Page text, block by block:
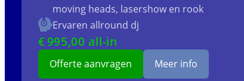
moving heads, lasershow en rook
Ervaren allround dj
€995,00 all-in
Offerte aanvragen Meer info